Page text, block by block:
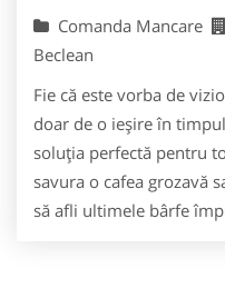
Comanda Mancare
Beclean
Fie că este vorba de
doar de o ieșire în
soluția perfectă pentru
savura o cafea grozavă
să afli ultimele bârfe